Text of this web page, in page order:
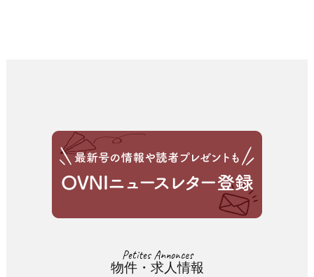
Petites Annonces
物件・求人情報